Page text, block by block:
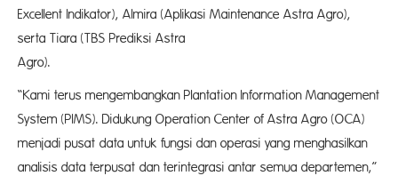
Excellent Indikator), Almira (Aplikasi Maintenance Astra Agro),
serta Tiara (TBS Prediksi Astra
“Kami terus mengembangkan Plantation Information Management
System (PIMS). Didukung Operation Center of Astra Agro (OCA)
menjadi pusat data untuk fungsi dan operasi yang menghasilkan
analisis data terpusat dan terintegrasi antar semua departemen,”